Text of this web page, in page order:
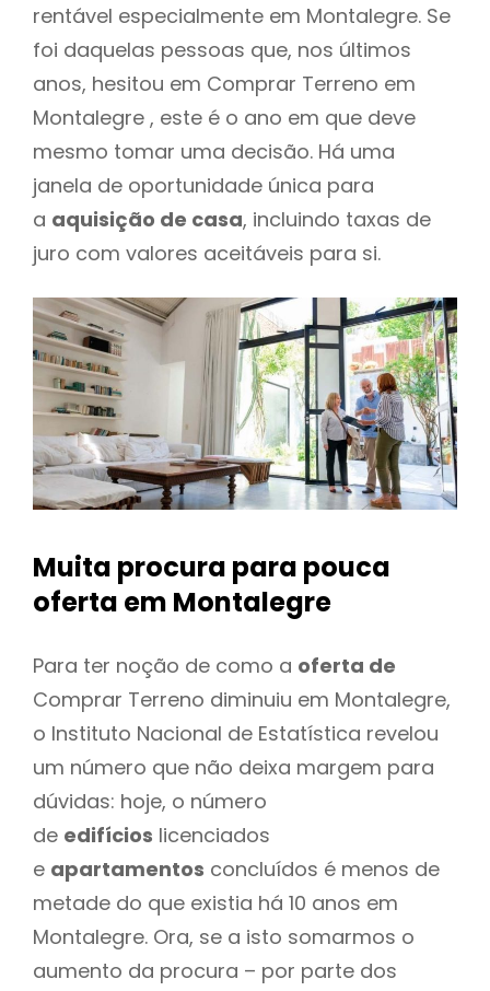
rentável especialmente em Montalegre. Se
foi daquelas pessoas que, nos últimos
anos, hesitou em Comprar Terreno em
Montalegre , este é o ano em que deve
mesmo tomar uma decisão. Há uma
janela de oportunidade única para
a aquisição de casa, incluindo taxas de
juro com valores aceitáveis para si.
Muita procura para pouca
oferta em Montalegre
Para ter noção de como a oferta de
Comprar Terreno diminuiu em Montalegre,
o Instituto Nacional de Estatística revelou
um número que não deixa margem para
dúvidas: hoje, o número
de edifícios licenciados
e apartamentos concluídos é menos de
metade do que existia há 10 anos em
Montalegre. Ora, se a isto somarmos o
aumento da procura – por parte dos